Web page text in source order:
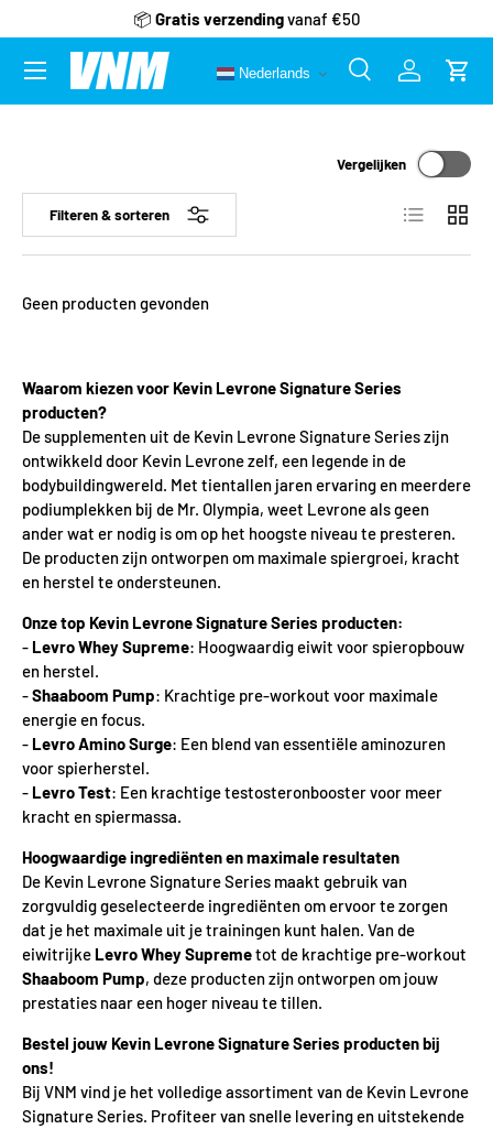
Ga naar inhoud
📦 Gratis verzendingvanaf €50
Zoeken
ZoekenInloggen
Nederlands
Menu
Filteren & sorteren
Vergelijken
Lijst Raster
Geen producten gevonden
Waarom kiezen voor Kevin Levrone Signature Series
producten?
De supplementen uit de Kevin Levrone Signature Series zijn
ontwikkeld door Kevin Levrone zelf, een legende in de
bodybuildingwereld. Met tientallen jaren ervaring en meerdere
podiumplekken bij de Mr. Olympia, weet Levrone als geen
ander wat er nodig is om op het hoogste niveau te presteren.
De producten zijn ontworpen om maximale spiergroei, kracht
en herstel te ondersteunen.
Onze top Kevin Levrone Signature Series producten:
- Levro Whey Supreme: Hoogwaardig eiwit voor spieropbouw
en herstel.
-Shaaboom Pump: Krachtige pre-workout voor maximale
energie en focus.
- Levro Amino Surge: Een blend van essentiële aminozuren
voor spierherstel.
- Levro Test: Een krachtige testosteronbooster voor meer
kracht en spiermassa.
Hoogwaardige ingrediënten en maximale resultaten
De Kevin Levrone Signature Series maakt gebruik van
zorgvuldig geselecteerde ingrediënten om ervoor te zorgen
dat je het maximale uit je trainingen kunt halen. Van de
eiwitrijke Levro Whey Supremetot de krachtige pre-workout
Shaaboom Pump, deze producten zijn ontworpen om jouw
prestaties naar een hoger niveau te tillen.
Bestel jouw Kevin Levrone Signature Series producten bij
ons!
Bij VNM vind je het volledige assortiment van de Kevin Levrone
Signature Series. Profiteer van snelle levering en uitstekende